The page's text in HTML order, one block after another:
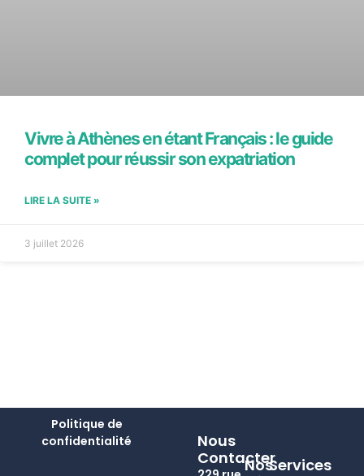
Vivre à Athènes en étant Français : le guide
complet pour réussir son expatriation
LIRE LA SUITE »
3 juillet 2026
NosServices
Nous
Contacter
Politique de
confidentialité